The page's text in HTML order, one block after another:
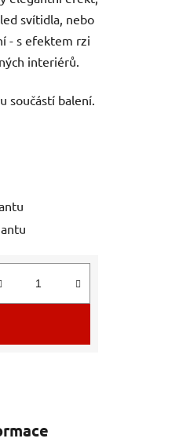
svítidla, nebo
- s efektem rzi
interiérů.
součástí balení.